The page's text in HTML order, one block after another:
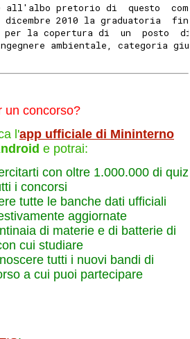
all'albo pretorio di  questo
dicembre 2010 la graduatoria
per la copertura di  un  posto
ambientale, categoria
un concorso?
l'app ufficiale di Mininterno
e potrai:
con oltre 1.000.000 di quiz
i concorsi
tutte le banche dati ufficiali
aggiornate
di materie e di batterie di
cui studiare
tutti i nuovi bandi di
a cui puoi partecipare